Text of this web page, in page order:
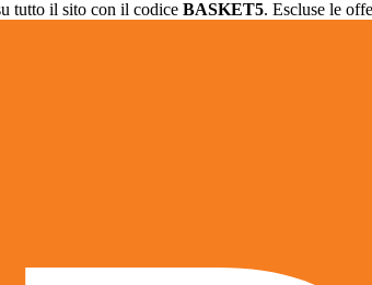
tutto il sito con il codice BASKET5. Escluse le